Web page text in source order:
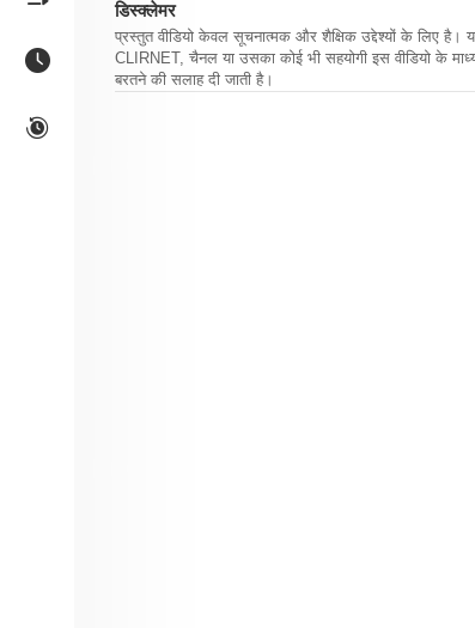
डिस्क्लेमर
प्रस्तुत वीडियो केवल सूचनात्मक और शैक्षिक उद्देश्यों के लिए है।
CLIRNET, चैनल या उसका कोई भी सहयोगी इस वीडियो के
बरतने की सलाह दी जाती है।